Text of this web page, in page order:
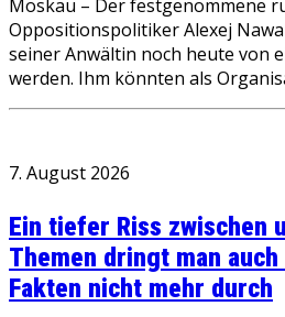
Moskau – Der festgenommene
Oppositionspolitiker Alexej
seiner Anwältin noch heute von
werden. Ihm könnten als
7. August 2026
Ein tiefer Riss zwischen
Themen dringt man
Fakten nicht mehr durch